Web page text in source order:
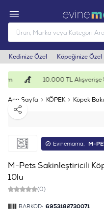
Kedinize Özel Köpeğinize Özel
10.000 TL Alışverişe
Ana Sayfa KÖPEK Köpek
Paylaş
Evinemama, M-
M-Pets Sakinleştiricili
10lu
(0)
BARKOD: 6953182730071